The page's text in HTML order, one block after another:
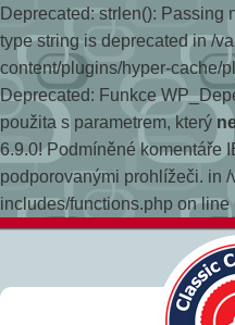
Deprecated: strlen(): Passing
type string is deprecated in /
content/plugins/hyper-cache/
Deprecated: Funkce
použita s parametrem, který
6.9.0! Podmíněné komentáře
podporovanými prohlížeči. in
includes/functions.php on line